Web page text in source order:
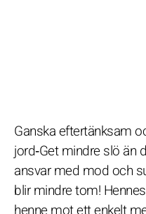
Ganska eftertänksam
jord‑Get mindre slö än
ansvar med mod och
blir mindre tom!